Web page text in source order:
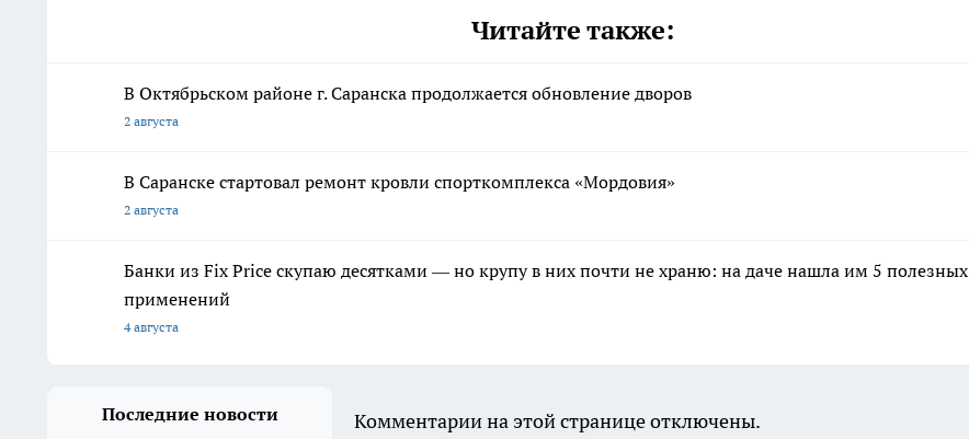
Читайте также:
В Октябрьском районе г. Саранска продолжается обновление дворов
2 августа
В Саранске стартовал ремонт кровли спорткомплекса «Мордовия»
2 августа
Банки из Fix Price скупаю десятками — но крупу в них почти не храню: на даче нашла им 5 полезных
применений
4 августа
Последние новости Комментарии на этой странице отключены.